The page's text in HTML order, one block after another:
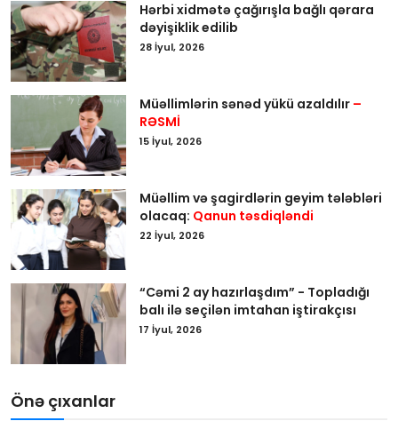
Hərbi xidmətə çağırışla bağlı qərara
dəyişiklik edilib
28 İyul, 2026
Müəllimlərin sənəd yükü azaldılır –
RƏSMİ
15 İyul, 2026
Müəllim və şagirdlərin geyim tələbləri
olacaq: Qanun təsdiqləndi
22 İyul, 2026
“Cəmi 2 ay hazırlaşdım” - Topladığı
balı ilə seçilən imtahan iştirakçısı
17 İyul, 2026
Önə çıxanlar